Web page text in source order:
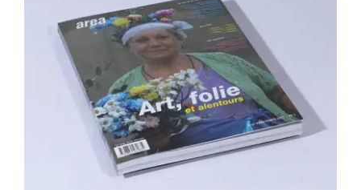
Area revue n°24 – Art, Folie, et
alentours